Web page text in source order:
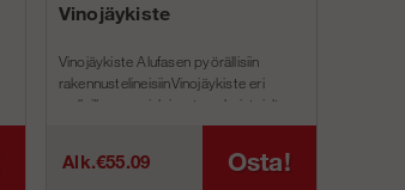
Vinojäykiste
Vinojäykiste Alufasen pyörällisiin
rakennustelineisiinVinojäykiste eri
malleille espanjalaisesta valmistajalta
Alk.€55.09 Osta!